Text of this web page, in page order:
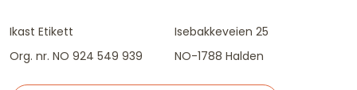
Ikast Etikett
Org. nr. NO 924 549 939
Isebakkeveien 25
NO-1788 Halden